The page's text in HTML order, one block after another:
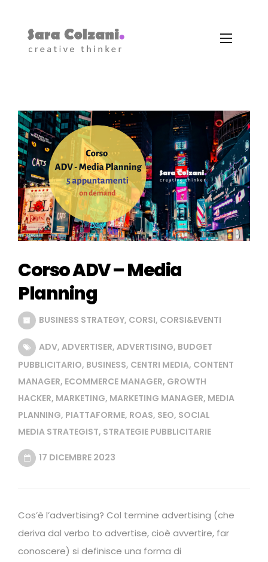
Corso ADV – Media
Planning
BUSINESS STRATEGY, CORSI, CORSI&EVENTI
ADV, ADVERTISER, ADVERTISING, BUDGET
PUBBLICITARIO, BUSINESS, CENTRI MEDIA, CONTENT
MANAGER, ECOMMERCE MANAGER, GROWTH
HACKER, MARKETING, MARKETING MANAGER, MEDIA
PLANNING, PIATTAFORME, ROAS, SEO, SOCIAL
MEDIA STRATEGIST, STRATEGIE PUBBLICITARIE
17 DICEMBRE 2023
Cos’è l’advertising? Col termine advertising (che
deriva dal verbo to advertise, cioè avvertire, far
conoscere) si definisce una forma di